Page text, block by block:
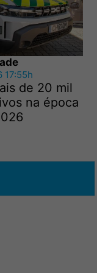
17:55h
de 20 mil
na época